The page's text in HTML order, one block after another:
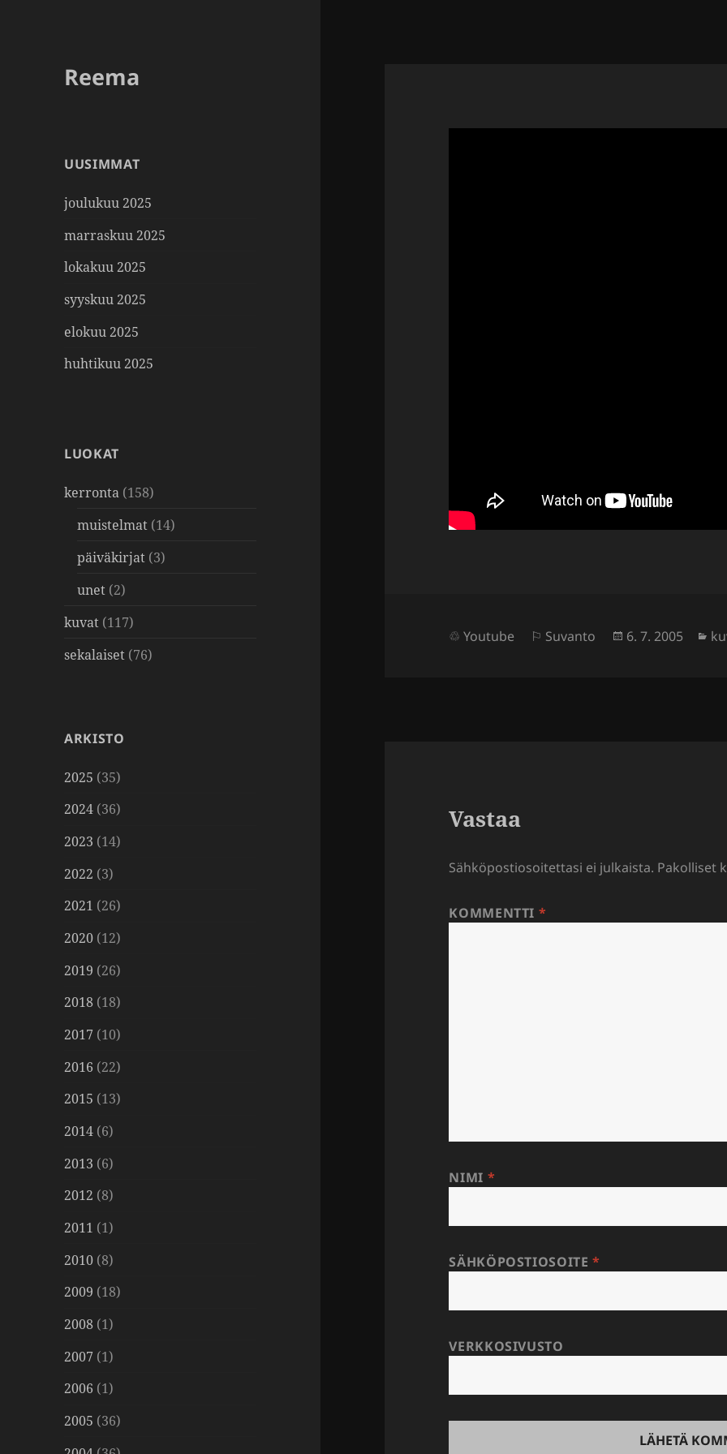
Reema
UUSIMMAT
joulukuu 2025
marraskuu 2025
lokakuu 2025
syyskuu 2025
elokuu 2025
huhtikuu 2025
LUOKAT
kerronta (158)
muistelmat (14)
päiväkirjat (3)
unet (2)
kuvat (117)
sekalaiset (76)
ARKISTO
2025 (35)
2024 (36)
2023 (14)
2022 (3)
2021 (26)
2020 (12)
2019 (26)
2018 (18)
2017 (10)
2016 (22)
2015 (13)
2014 (6)
2013 (6)
2012 (8)
2011 (1)
2010 (8)
2009 (18)
2008 (1)
2007 (1)
2006 (1)
2005 (36)
Youtube Suvanto Julkaistu
6. 7. 2005
Vastaa
Sähköpostiosoitettasi ei julkaista. Pakolliset
KOMMENTTI *
NIMI *
SÄHKÖPOSTIOSOITE*
VERKKOSIVUSTO